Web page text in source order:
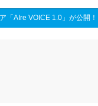
「AIre VOICE 1.0」が公開！